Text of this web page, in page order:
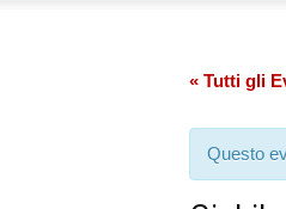
« Tutti gli
Questo